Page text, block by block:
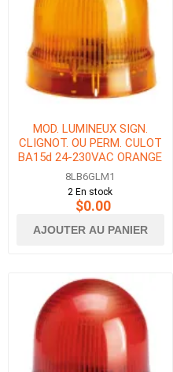
MOD. LUMINEUX SIGN.
CLIGNOT. OU PERM. CULOT
BA15d 24-230VAC ORANGE
8LB6GLM1
2 En stock
$0.00
AJOUTER AU PANIER